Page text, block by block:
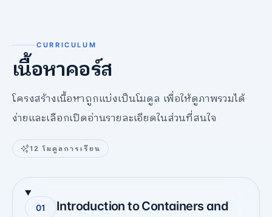
CURRICULUM
เนื้อหาคอร์ส
โครงสร้างเนื้อหาถูกแบ่งเป็นโมดูล เพื่อให้ดูภาพรวมได้
ง่ายและเลือกเปิดอ่านรายละเอียดในส่วนที่สนใจ
12 โมดูลการเรียน
01
Introduction to Containers and